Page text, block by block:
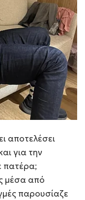
αποτελέσει
για την
πατέρα;
μέσα από
παρουσίαζε